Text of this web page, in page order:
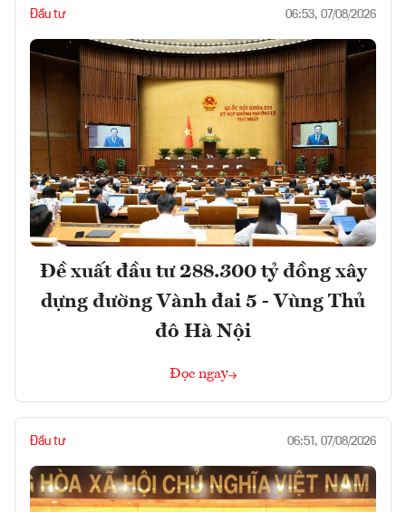
Đầu tư 06:53, 07/08/2026
Đề xuất đầu tư 288.300 tỷ đồng xây
dựng đường Vành đai 5 - Vùng Thủ
đô Hà Nội
Đọc ngay
Đầu tư 06:51, 07/08/2026